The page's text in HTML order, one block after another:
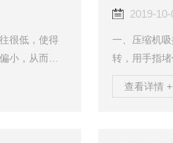
二、冷冻水/
很低，使得
小，从而使
者低温环境
2019-10-
一、压缩机
转，用手指
把手指移开
查看详情 +